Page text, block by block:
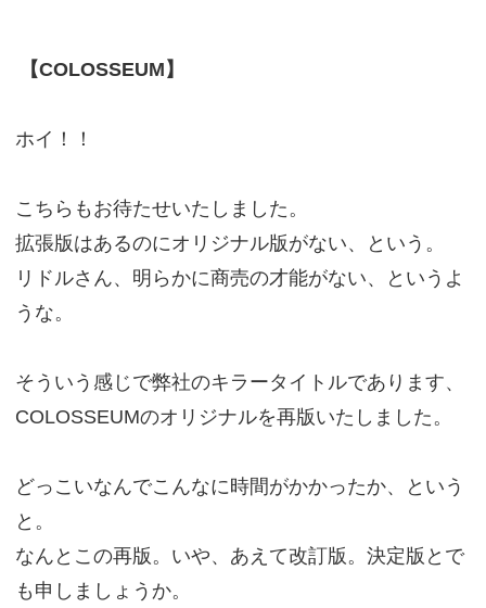
【COLOSSEUM】
ホイ！！
こちらもお待たせいたしました。
拡張版はあるのにオリジナル版がない、という。
リドルさん、明らかに商売の才能がない、というよ
うな。
そういう感じで弊社のキラータイトルであります、
COLOSSEUMのオリジナルを再版いたしました。
どっこいなんでこんなに時間がかかったか、という
と。
なんとこの再版。いや、あえて改訂版。決定版とで
も申しましょうか。